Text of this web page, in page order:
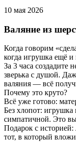
10 мая 2026
Валяние из
Когда говорим
когда игрушка ещё
За 3 часа создадите
зверька с душой.
валяния — всё
Почему это круто?
️Всё уже готово:
Без хлопот: игрушка
симпатичной. Это
️Подарок с
тот, в который